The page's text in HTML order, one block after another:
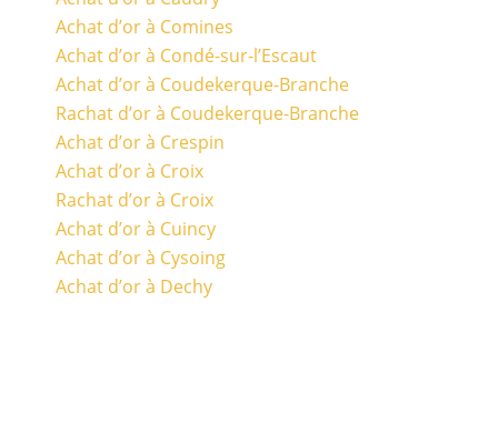
Achat d’or à Comines
Achat d’or à Condé-sur-l’Escaut
Achat d’or à Coudekerque-Branche
Rachat d’or à Coudekerque-Branche
Achat d’or à Crespin
Achat d’or à Croix
Rachat d’or à Croix
Achat d’or à Cuincy
Achat d’or à Cysoing
Achat d’or à Dechy